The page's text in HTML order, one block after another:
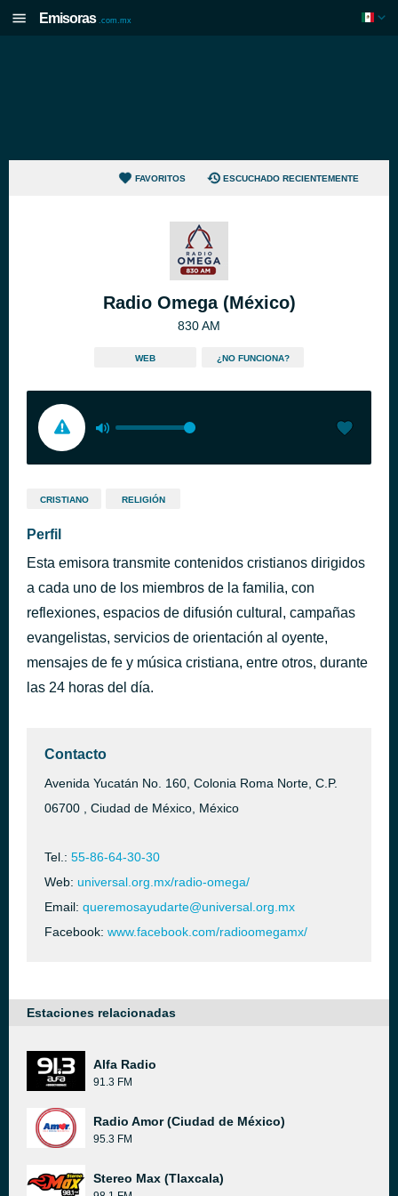
Emisoras .com.mx
FAVORITOS ESCUCHADO RECIENTEMENTE
Radio Omega (México)
830 AM
WEB ¿NO FUNCIONA?
CRISTIANO RELIGIÓN
Perfil
Esta emisora transmite contenidos cristianos dirigidos
a cada uno de los miembros de la familia, con
reflexiones, espacios de difusión cultural, campañas
evangelistas, servicios de orientación al oyente,
mensajes de fe y música cristiana, entre otros, durante
las 24 horas del día.
Contacto
Avenida Yucatán No. 160, Colonia Roma Norte, C.P.
06700 , Ciudad de México, México
Tel.: 55-86-64-30-30
Web: universal.org.mx/radio-omega/
Email: queremosayudarte@universal.org.mx
Facebook: www.facebook.com/radioomegamx/
Estaciones relacionadas
Alfa Radio
91.3 FM
Radio Amor (Ciudad de México)
95.3 FM
Stereo Max (Tlaxcala)